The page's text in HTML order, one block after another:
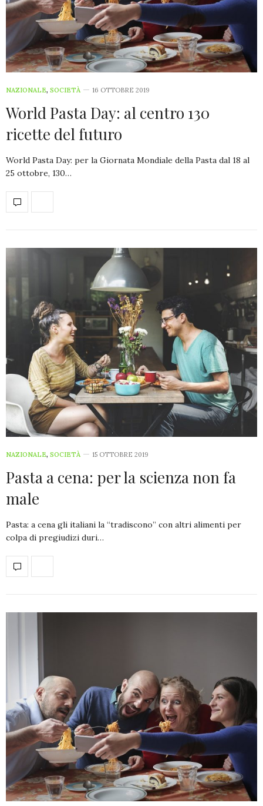
NAZIONALE, SOCIETÀ 16 OTTOBRE 2019
World Pasta Day: al centro 130
ricette del futuro
World Pasta Day: per la Giornata Mondiale della Pasta dal 18 al
25 ottobre, 130…
NAZIONALE, SOCIETÀ 15 OTTOBRE 2019
Pasta a cena: per la scienza non fa
male
Pasta: a cena gli italiani la “tradiscono” con altri alimenti per
colpa di pregiudizi duri…